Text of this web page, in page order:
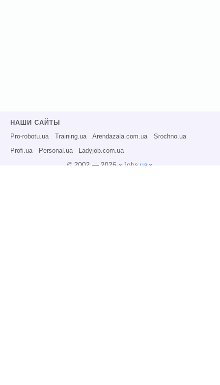
НАШИ САЙТЫ
Pro-robotu.ua Training.ua Arendazala.com.ua Srochno.ua
Profi.ua Personal.ua Ladyjob.com.ua
© 2002 — 2026 « Jobs.ua»